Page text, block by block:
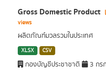
Gross Domestic Product
views
ผลิตภัณฑ์มวลรวมในประเทศ
XLSX CSV
กองบัญชีประชาชาติ 3 กร